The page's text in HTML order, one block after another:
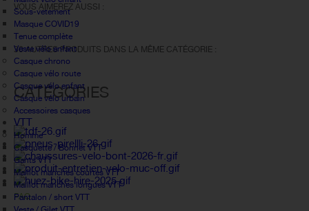
Sous-vetement
Masque COVID19
Tenue complète
Veste vélo enfant
Casque chrono
Casque vélo route
Casque vélo enfant
Casque vélo urbain
Accessoires casques
VTT
Homme
Casquette / Bonnet VTT
Gants VTT
Maillot manches courtes VTT
Maillot manches longues VTT
Pantalon / short VTT
VOUS AIMEREZ AUSSI :
30 AUTRES PRODUITS DANS LA MÊME CATÉGORIE :
CATÉGORIES
FAQ